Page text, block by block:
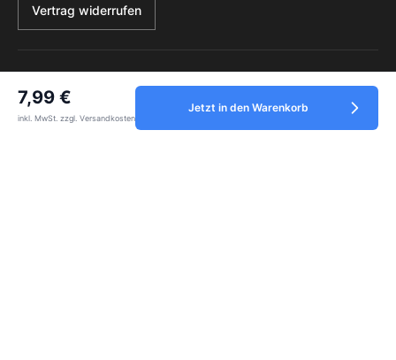
7,99 €
inkl. MwSt. zzgl. Versandkosten
Jetzt in den Warenkorb
Vertrag widerrufen
Service